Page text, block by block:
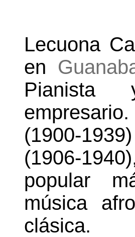
Lecuona
en
Pianista
(1900-
(1906-
popular
música
clásica.